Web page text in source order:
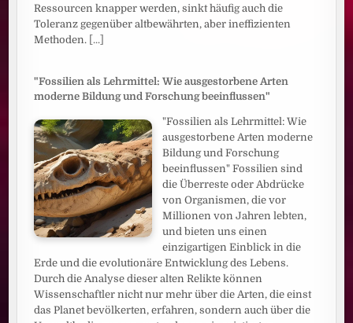
Ressourcen knapper werden, sinkt häufig auch die
Toleranz gegenüber altbewährten, aber ineffizienten
Methoden. [...]
"Fossilien als Lehrmittel: Wie ausgestorbene Arten
moderne Bildung und Forschung beeinflussen"
"Fossilien als Lehrmittel: Wie
ausgestorbene Arten moderne
Bildung und Forschung
beeinflussen" Fossilien sind
die Überreste oder Abdrücke
von Organismen, die vor
Millionen von Jahren lebten,
und bieten uns einen
einzigartigen Einblick in die
Erde und die evolutionäre Entwicklung des Lebens.
Durch die Analyse dieser alten Relikte können
Wissenschaftler nicht nur mehr über die Arten, die einst
das Planet bevölkerten, erfahren, sondern auch über die